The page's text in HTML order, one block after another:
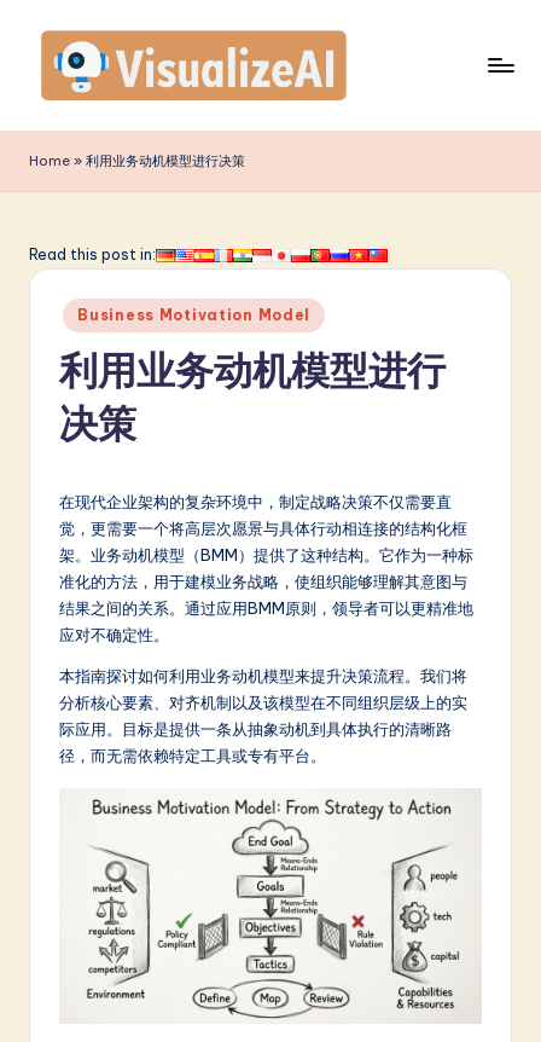
content
is
u
li
A
m
p
fi
d
Home » 利用业务动机模型进行决策
Read this post in:
Posted
in
Business Motivation Model
利用业务动机模型进行
决策
在现代企业架构的复杂环境中，制定战略决策不仅需要直
觉，更需要一个将高层次愿景与具体行动相连接的结构化框
架。业务动机模型（BMM）提供了这种结构。它作为一种标
准化的方法，用于建模业务战略，使组织能够理解其意图与
结果之间的关系。通过应用BMM原则，领导者可以更精准地
应对不确定性。
本指南探讨如何利用业务动机模型来提升决策流程。我们将
分析核心要素、对齐机制以及该模型在不同组织层级上的实
际应用。目标是提供一条从抽象动机到具体执行的清晰路
径，而无需依赖特定工具或专有平台。